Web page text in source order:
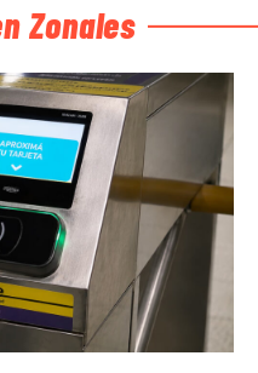
Zonales